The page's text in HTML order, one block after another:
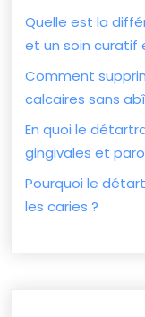
Quelle est la
et un soin curatif
Comment
calcaires sans
En quoi le
gingivales et
Pourquoi le
les caries ?